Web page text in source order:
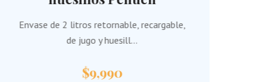
Envase de 2 litros retornable, recargable,
de jugo y huesill...
$9,990